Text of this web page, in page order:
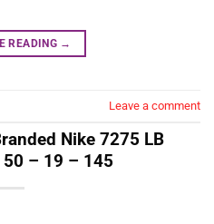
READING →
Leave a comment
Nike 7275 LB
– 19 – 145